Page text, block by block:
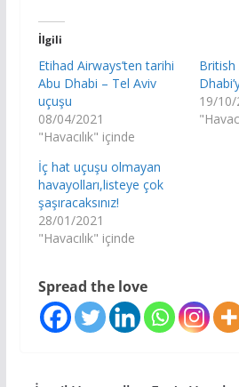
İlgili
Etihad Airways’ten tarihi
Abu Dhabi – Tel Aviv
uçuşu
08/04/2021
"Havacılık" içinde
British
19/10/
İç hat uçuşu olmayan
havayolları,listeye çok
şaşıracaksınız!
28/01/2021
"Havacılık" içinde
Spread the love